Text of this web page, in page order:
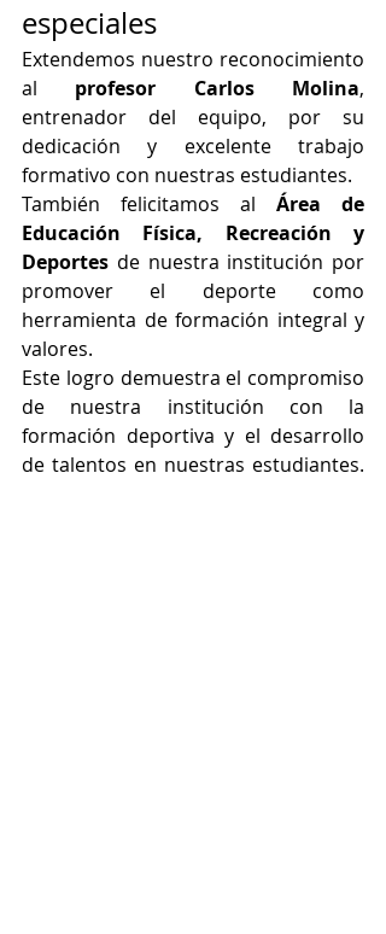
especiales
Extendemos nuestro reconocimiento
al profesor Carlos Molina,
entrenador del equipo, por su
dedicación y excelente trabajo
formativo con nuestras estudiantes.
También felicitamos al Área de
Educación Física, Recreación y
Deportes de nuestra institución por
promover el deporte como
herramienta de formación integral y
valores.
Este logro demuestra el compromiso
de nuestra institución con la
formación deportiva y el desarrollo
de talentos en nuestras estudiantes.